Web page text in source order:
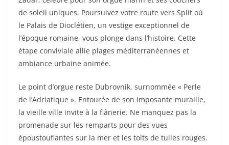
de soleil uniques. Poursuivez votre route vers Split où
le Palais de Dioclétien, un vestige exceptionnel de
l’époque romaine, vous plonge dans l’histoire. Cette
étape conviviale allie plages méditerranéennes et
ambiance urbaine animée.
Le point d’orgue reste Dubrovnik, surnommée « Perle
de l’Adriatique ». Entourée de son imposante muraille,
la vieille ville invite à la flânerie. Ne manquez pas la
promenade sur les remparts pour des vues
époustouflantes sur la mer et les toits de tuiles rouges.